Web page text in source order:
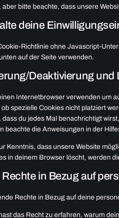
aber bitte beachte, dass unsere
deine
Richtlinie ohne Javascript-
auf der Seite verwenden.
Deaktivierung und
Internetbrowser verwenden um
spezielle Cookies nicht platziert
dass du jedes Mal benachrichtigt
beachte die Anweisungen in der
Kenntnis, dass unsere Website
in deinem Browser löscht, werden
Rechte in Bezug auf
Rechte in Bezug auf deine
das Recht zu erfahren, warum